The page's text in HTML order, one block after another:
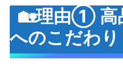
🏡理由① 高
へのこだわり